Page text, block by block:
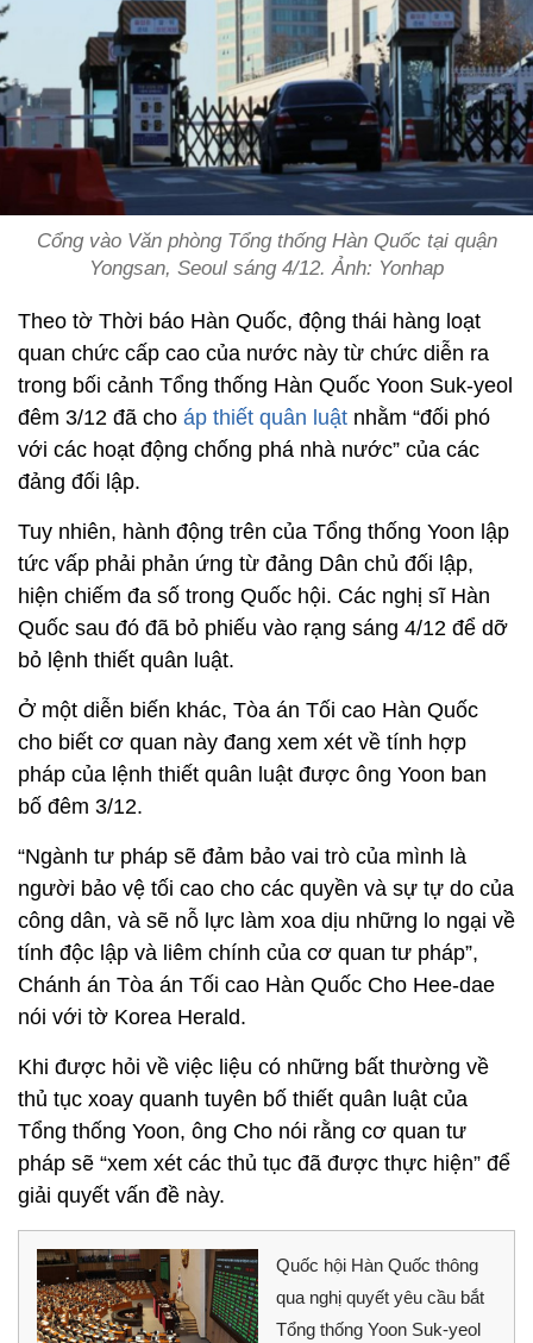
Cổng vào Văn phòng Tổng thống Hàn Quốc tại quận
Yongsan, Seoul sáng 4/12. Ảnh: Yonhap
Theo tờ Thời báo Hàn Quốc, động thái hàng loạt
quan chức cấp cao của nước này từ chức diễn ra
trong bối cảnh Tổng thống Hàn Quốc Yoon Suk-yeol
đêm 3/12 đã cho áp thiết quân luật nhằm “đối phó
với các hoạt động chống phá nhà nước” của các
đảng đối lập.
Tuy nhiên, hành động trên của Tổng thống Yoon lập
tức vấp phải phản ứng từ đảng Dân chủ đối lập,
hiện chiếm đa số trong Quốc hội. Các nghị sĩ Hàn
Quốc sau đó đã bỏ phiếu vào rạng sáng 4/12 để dỡ
bỏ lệnh thiết quân luật.
Ở một diễn biến khác, Tòa án Tối cao Hàn Quốc
cho biết cơ quan này đang xem xét về tính hợp
pháp của lệnh thiết quân luật được ông Yoon ban
bố đêm 3/12.
“Ngành tư pháp sẽ đảm bảo vai trò của mình là
người bảo vệ tối cao cho các quyền và sự tự do của
công dân, và sẽ nỗ lực làm xoa dịu những lo ngại về
tính độc lập và liêm chính của cơ quan tư pháp”,
Chánh án Tòa án Tối cao Hàn Quốc Cho Hee-dae
nói với tờ Korea Herald.
Khi được hỏi về việc liệu có những bất thường về
thủ tục xoay quanh tuyên bố thiết quân luật của
Tổng thống Yoon, ông Cho nói rằng cơ quan tư
pháp sẽ “xem xét các thủ tục đã được thực hiện” để
giải quyết vấn đề này.
Quốc hội Hàn Quốc thông
qua nghị quyết yêu cầu bắt
Tổng thống Yoon Suk-yeol